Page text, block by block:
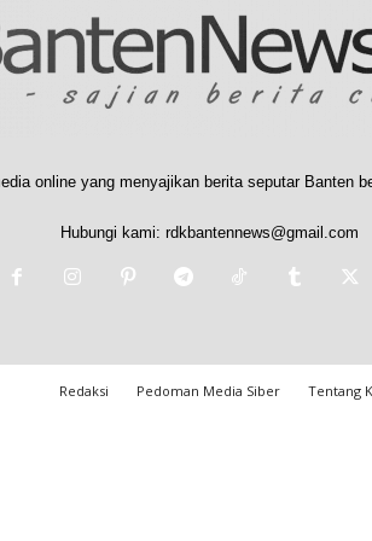
online yang menyajikan berita seputar Banten
Hubungi kami: rdkbantennews@gmail.com
Redaksi Pedoman Media Siber Tentang